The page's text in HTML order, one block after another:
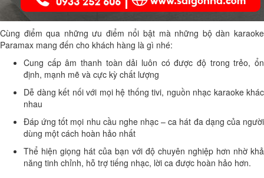
Cùng điểm qua những ưu điểm nổi bật mà những bộ dàn karaoke
Paramax mang đến cho khách hàng là gì nhé:
Cung cấp âm thanh toàn dải luôn có được độ trong trẻo, ổn
định, mạnh mẽ và cực kỳ chất lượng
Dễ dàng kết nối với mọi hệ thống tivi, nguồn nhạc karaoke khác
nhau
Đáp ứng tốt mọi nhu cầu nghe nhạc – ca hát đa dạng của người
dùng một cách hoàn hảo nhất
Thể hiện giọng hát của bạn với độ chuyên nghiệp hơn nhờ khả
năng tinh chỉnh, hỗ trợ tiếng nhạc, lời ca được hoàn hảo hơn.